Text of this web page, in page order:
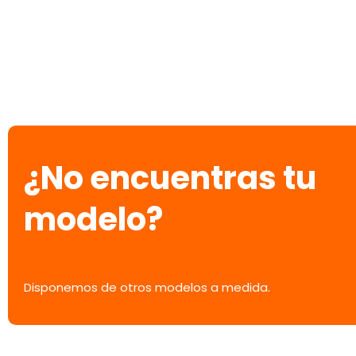
¿No encuentras tu
modelo?
Disponemos de otros modelos a medida.